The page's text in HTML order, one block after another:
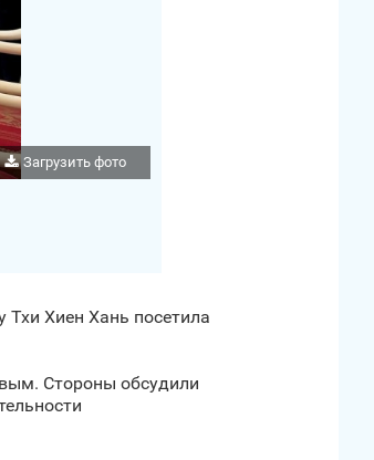
Загрузить фото
Тхи Хиен Хань посетила
Стороны обсудили